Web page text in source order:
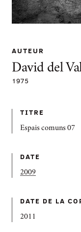
AUTEUR
David del
1975
TITRE
Espais comuns 07
DATE
2009
DATE DE LA
2011